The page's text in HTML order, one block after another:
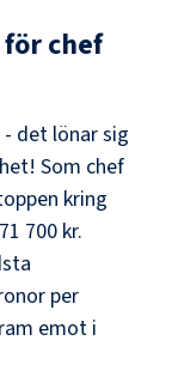
chef
det lönar sig
Som chef
kring
71 700 kr.
per
emot i